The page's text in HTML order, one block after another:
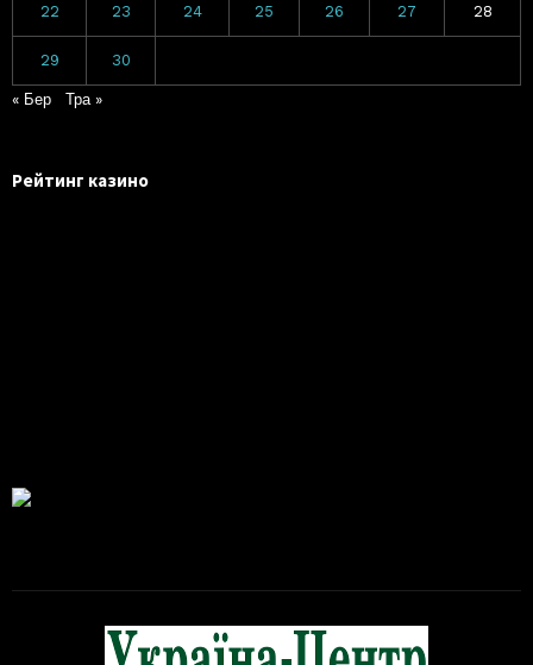
22 23 24 25 26 27 28
29 30
« Бер Тра »
Рейтинг казино